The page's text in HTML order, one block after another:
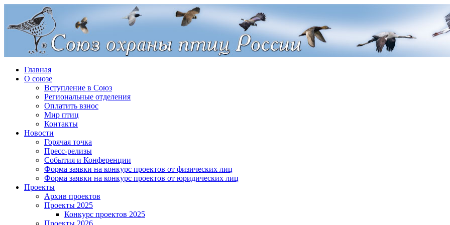
Главная
О союзе
Вступление в Союз
Региональные отделения
Оплатить взнос
Мир птиц
Контакты
Новости
Горячая точка
Пресс-релизы
События и Конференции
Форма заявки на конкурс проектов от физических лиц
Форма заявки на конкурс проектов от юридических лиц
Проекты
Архив проектов
Проекты 2025
Конкурс проектов 2025
Проекты 2026